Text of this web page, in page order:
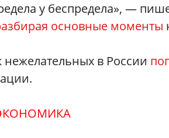
у беспредела», —
основные моменты
нежелательных в России